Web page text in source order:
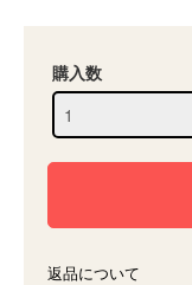
購入数
返品について